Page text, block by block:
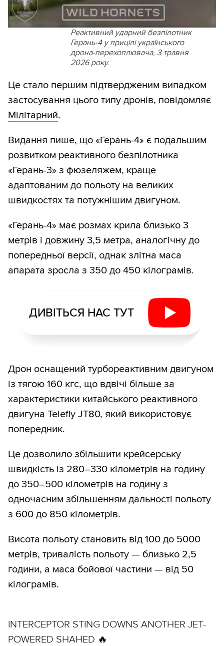
Реактивний ударний безпілотник
Герань-4 у прицілі українського
дрона-перехоплювача, 3 травня
2026 року.
Це стало першим підтвердженим випадком
застосування цього типу дронів, повідомляє
Мілітарний.
Видання пише, що «Герань-4» є подальшим
розвитком реактивного безпілотника
«Герань-3» з фюзеляжем, краще
адаптованим до польоту на великих
швидкостях та потужнішим двигуном.
«Герань-4» має розмах крила близько 3
метрів і довжину 3,5 метра, аналогічну до
попередньої версії, однак злітна маса
апарата зросла з 350 до 450 кілограмів.
ДИВІТЬСЯ НАС ТУТ
Дрон оснащений турбореактивним двигуном
із тягою 160 кгс, що вдвічі більше за
характеристики китайського реактивного
двигуна Telefly JT80, який використовує
попередник.
Це дозволило збільшити крейсерську
швидкість із 280–330 кілометрів на годину
до 350–500 кілометрів на годину з
одночасним збільшенням дальності польоту
з 600 до 850 кілометрів.
Висота польоту становить від 100 до 5000
метрів, тривалість польоту — близько 2,5
години, а маса бойової частини — від 50
кілограмів.
INTERCEPTOR STING DOWNS ANOTHER JET-
POWERED SHAHED 🔥